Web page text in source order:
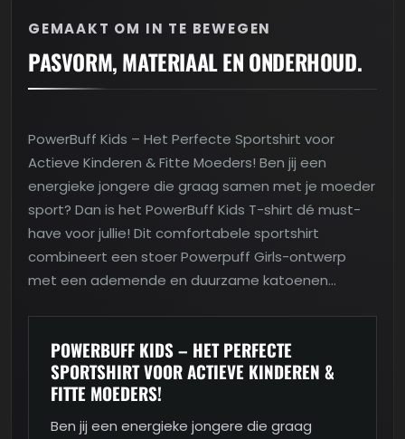
GEMAAKT OM IN TE BEWEGEN
PASVORM, MATERIAAL EN ONDERHOUD.
PowerBuff Kids – Het Perfecte Sportshirt voor
Actieve Kinderen & Fitte Moeders! Ben jij een
energieke jongere die graag samen met je moeder
sport? Dan is het PowerBuff Kids T-shirt dé must-
have voor jullie! Dit comfortabele sportshirt
combineert een stoer Powerpuff Girls-ontwerp
met een ademende en duurzame katoenen…
POWERBUFF KIDS – HET PERFECTE
SPORTSHIRT VOOR ACTIEVE KINDEREN &
FITTE MOEDERS!
Ben jij een energieke jongere die graag